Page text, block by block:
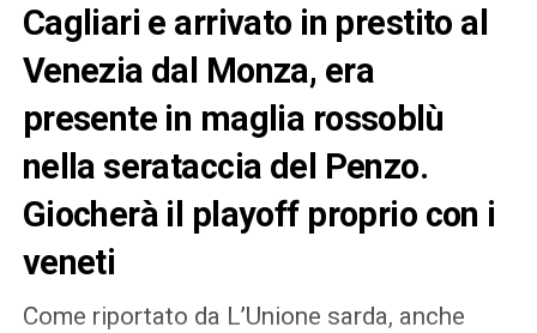
Cagliari e arrivato in prestito al
Venezia dal Monza, era
presente in maglia rossoblù
nella serataccia del Penzo.
Giocherà il playoff proprio con i
veneti
Come riportato da L’Unione sarda, anche